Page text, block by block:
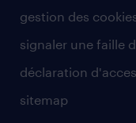
gestion des
signaler une faille
déclaration
sitemap